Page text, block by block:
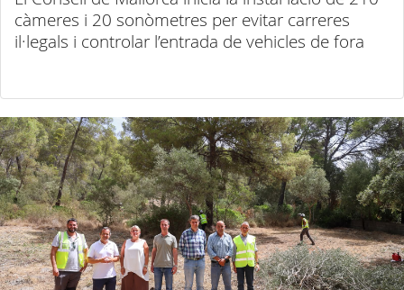
càmeres i 20 sonòmetres per evitar carreres
il·legals i controlar l’entrada de vehicles de fora